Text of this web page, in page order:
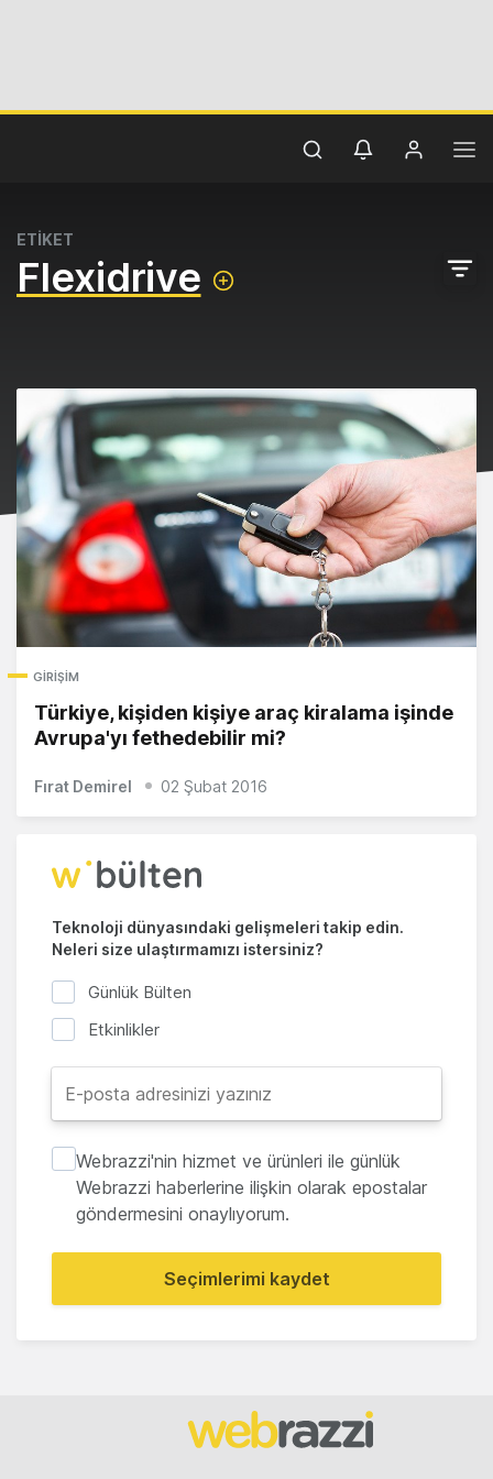
ETİKET
Flexidrive
GIRIŞIM
Türkiye, kişiden kişiye araç kiralama işinde
Avrupa'yı fethedebilir mi?
Fırat Demirel 02 Şubat 2016
Teknoloji dünyasındaki gelişmeleri takip edin.
Neleri size ulaştırmamızı istersiniz?
Günlük Bülten
Etkinlikler
Webrazzi'nin hizmet ve ürünleri ile günlük
Webrazzi haberlerine ilişkin olarak epostalar
göndermesini onaylıyorum.
Seçimlerimi kaydet